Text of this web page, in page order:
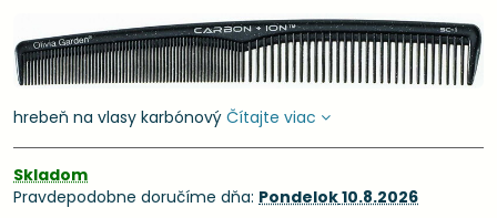
hrebeň na vlasy karbónový Čítajte viac
Skladom
Pravdepodobne doručíme dňa: Pondelok10.8.2026